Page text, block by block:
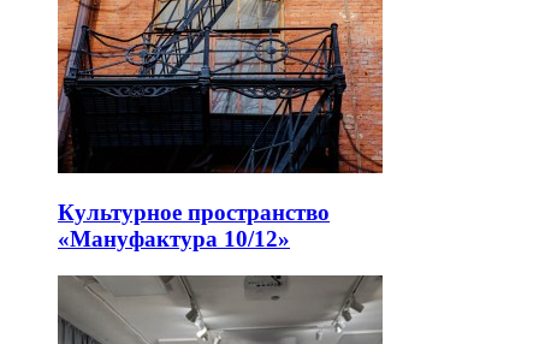
Культурное пространство
«Мануфактура 10/12»